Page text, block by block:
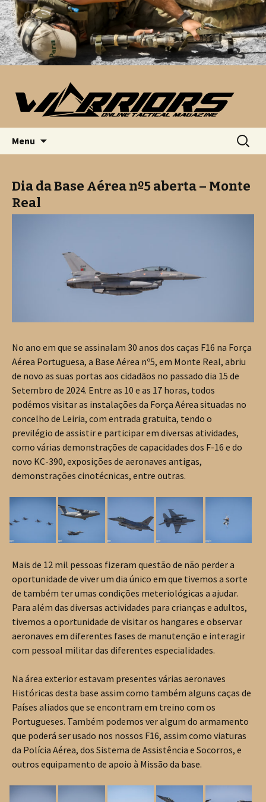
Menu
por:
Dia da Base Aérea nº5 aberta – Monte
Real
No ano em que se assinalam 30 anos dos caças F16 na Força
Aérea Portuguesa, a Base Aérea nº5, em Monte Real, abriu
de novo as suas portas aos cidadãos no passado dia 15 de
Setembro de 2024. Entre as 10 e as 17 horas, todos
podémos visitar as instalações da Força Aérea situadas no
concelho de Leiria, com entrada gratuita, tendo o
previlégio de assistir e participar em diversas atividades,
como várias demonstrações de capacidades dos F-16 e do
novo KC-390, exposições de aeronaves antigas,
demonstrações cinotécnicas, entre outras.
Mais de 12 mil pessoas fizeram questão de não perder a
oportunidade de viver um dia único em que tivemos a sorte
de também ter umas condições meteriológicas a ajudar.
Para além das diversas actividades para crianças e adultos,
tivemos a oportunidade de visitar os hangares e observar
aeronaves em diferentes fases de manutenção e interagir
com pessoal militar das diferentes especialidades.
Na área exterior estavam presentes várias aeronaves
Históricas desta base assim como também alguns caças de
Países aliados que se encontram em treino com os
Portugueses. Também podemos ver algum do armamento
que poderá ser usado nos nossos F16, assim como viaturas
da Polícia Aérea, dos Sistema de Assistência e Socorros, e
outros equipamento de apoio à Missão da base.